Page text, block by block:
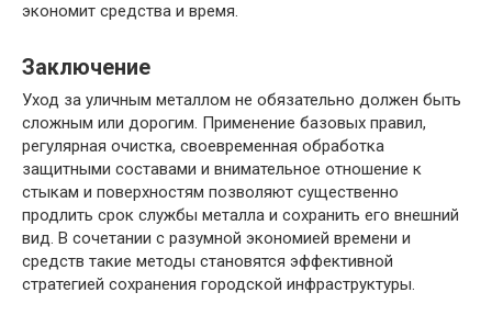
экономит средства и время.
Заключение
Уход за уличным металлом не обязательно должен быть
сложным или дорогим. Применение базовых правил,
регулярная очистка, своевременная обработка
защитными составами и внимательное отношение к
стыкам и поверхностям позволяют существенно
продлить срок службы металла и сохранить его внешний
вид. В сочетании с разумной экономией времени и
средств такие методы становятся эффективной
стратегией сохранения городской инфраструктуры.